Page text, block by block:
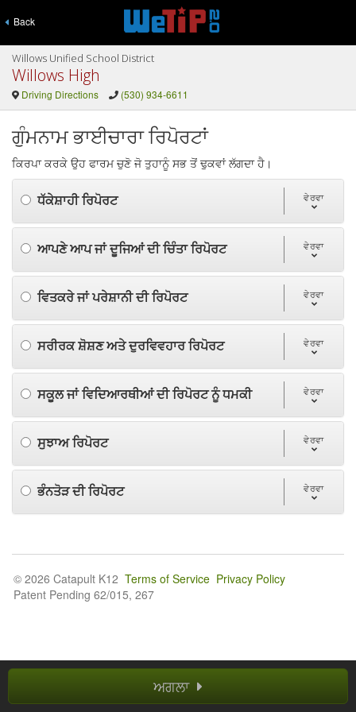
Back
Willows Unified School District
Willows High
Driving Directions (530) 934-6611
ਗੁੰਮਨਾਮ ਭਾਈਚਾਰਾ ਰਿਪੋਰਟਾਂ
ਕਿਰਪਾ ਕਰਕੇ ਉਹ ਫਾਰਮ ਚੁਣੋ ਜੋ ਤੁਹਾਨੂੰ ਸਭ ਤੋਂ ਢੁਕਵਾਂ ਲੱਗਦਾ ਹੈ।
ਧੱਕੇਸ਼ਾਹੀ ਰਿਪੋਰਟ ਵੇਰਵਾ
ਆਪਣੇ ਆਪ ਜਾਂ ਦੂਜਿਆਂ ਦੀ ਚਿੰਤਾ ਰਿਪੋਰਟ ਵੇਰਵਾ
ਵਿਤਕਰੇ ਜਾਂ ਪਰੇਸ਼ਾਨੀ ਦੀ ਰਿਪੋਰਟ ਵੇਰਵਾ
ਸਰੀਰਕ ਸ਼ੋਸ਼ਣ ਅਤੇ ਦੁਰਵਿਵਹਾਰ ਰਿਪੋਰਟ ਵੇਰਵਾ
ਸਕੂਲ ਜਾਂ ਵਿਦਿਆਰਥੀਆਂ ਦੀ ਰਿਪੋਰਟ ਨੂੰ ਧਮਕੀ ਵੇਰਵਾ
ਸੁਝਾਅ ਰਿਪੋਰਟ ਵੇਰਵਾ
ਭੰਨਤੋੜ ਦੀ ਰਿਪੋਰਟ ਵੇਰਵਾ
ਅਗਲਾ
© 2026 Catapult K12 Terms of Service Privacy Policy
Patent Pending 62/015, 267